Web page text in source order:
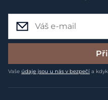
Vaše údaje jsou u nás v bezpečí a